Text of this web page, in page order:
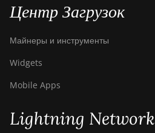
Центр Загрузок
Майнеры и инструменты
Widgets
Mobile Apps
Lightning Network